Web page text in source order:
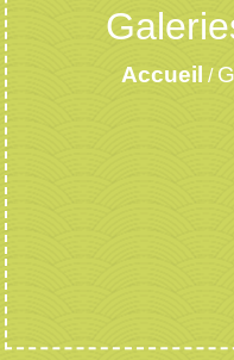
Accueil /